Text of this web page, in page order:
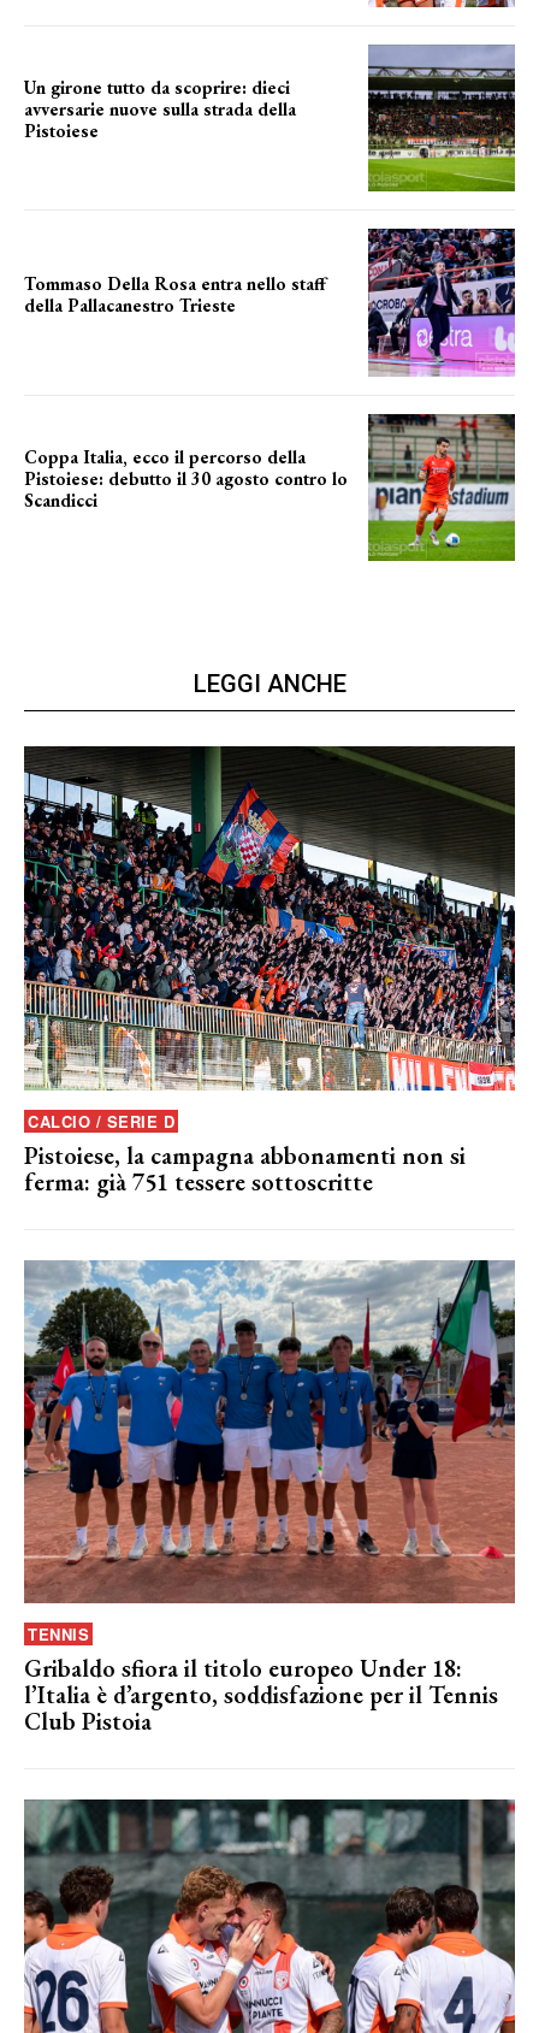
Un girone tutto da scoprire: dieci
avversarie nuove sulla strada della
Pistoiese
Tommaso Della Rosa entra nello staff
della Pallacanestro Trieste
Coppa Italia, ecco il percorso della
Pistoiese: debutto il 30 agosto contro lo
Scandicci
LEGGI ANCHE
CALCIO / SERIE D
Pistoiese, la campagna abbonamenti non si
ferma: già 751 tessere sottoscritte
TENNIS
Gribaldo sfiora il titolo europeo Under 18:
l’Italia è d’argento, soddisfazione per il Tennis
Club Pistoia